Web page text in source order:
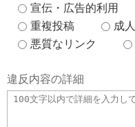
宣伝・広告的利用
重複投稿
成
悪質なリンク
違反内容の詳細